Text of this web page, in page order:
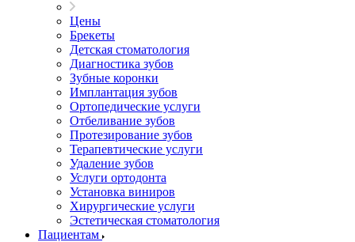
Цены
Брекеты
Детская стоматология
Диагностика зубов
Зубные коронки
Имплантация зубов
Ортопедические услуги
Отбеливание зубов
Протезирование зубов
Терапевтические услуги
Удаление зубов
Услуги ортодонта
Установка виниров
Хирургические услуги
Эстетическая стоматология
Пациентам